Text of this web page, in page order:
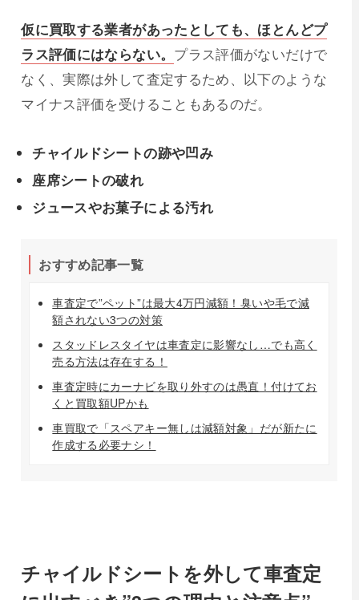
仮に買取する業者があったとしても、ほとんどプ
ラス評価にはならない。 プラス評価がないだけで
なく、実際は外して査定するため、以下のような
マイナス評価を受けることもあるのだ。
チャイルドシートの跡や凹み
座席シートの破れ
ジュースやお菓子による汚れ
おすすめ記事一覧
車査定で”ペット”は最大4万円減額！臭いや毛で減
額されない3つの対策
スタッドレスタイヤは車査定に影響なし…でも高く
売る方法は存在する！
車査定時にカーナビを取り外すのは愚直！付けてお
くと買取額UPかも
車買取で「スペアキー無しは減額対象」だが新たに
作成する必要ナシ！
チャイルドシートを外して車査定